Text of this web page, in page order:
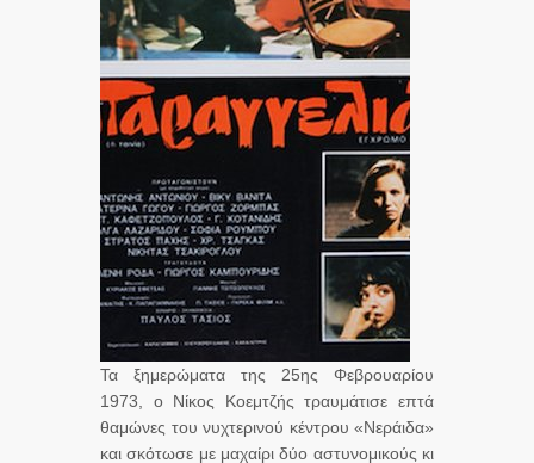
Τα ξημερώματα της 25ης Φεβρουαρίου
1973, ο Νίκος Κοεμτζής τραυμάτισε επτά
θαμώνες του νυχτερινού κέντρου «Νεράιδα»
και σκότωσε με μαχαίρι δύο αστυνομικούς κι